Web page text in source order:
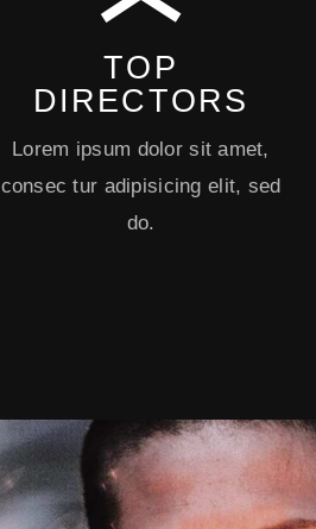
TOP
DIRECTORS
Lorem ipsum dolor sit amet,
consec tur adipisicing elit, sed
do.